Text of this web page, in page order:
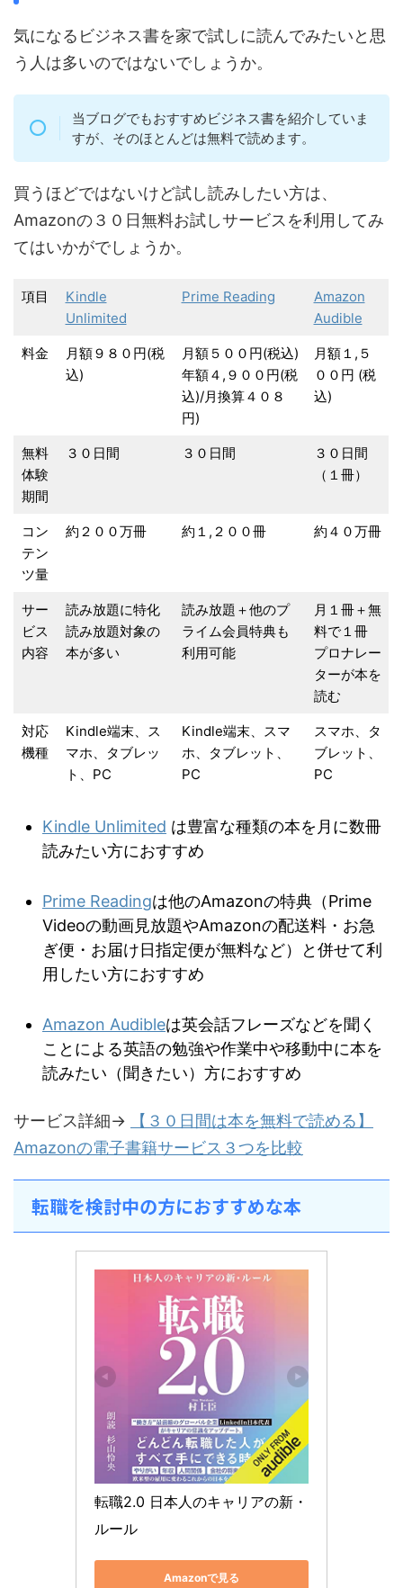
気になるビジネス書を家で試しに読んでみたいと思
う人は多いのではないでしょうか。
当ブログでもおすすめビジネス書を紹介していま
すが、そのほとんどは無料で読めます。
買うほどではないけど試し読みしたい方は、
Amazonの３０日無料お試しサービスを利用してみ
てはいかがでしょうか。
項目
Kindle
Unlimited
Prime Reading
Amazon
Audible
料金
月額９８０円(税
込)
月額５００円(税込)
年額４,９００円(税
込)/月換算４０８
円)
月額１,５
００円 (税
込)
無料
体験
期間
３０日間 ３０日間
３０日間
（１冊）
コン
テン
ツ量
約２００万冊 約１,２００冊 約４０万冊
サー
ビス
内容
読み放題に特化
読み放題対象の
本が多い
読み放題＋他のプ
ライム会員特典も
利用可能
月１冊＋無
料で１冊
プロナレー
ターが本を
読む
対応
機種
Kindle端末、ス
マホ、タブレッ
ト、PC
Kindle端末、スマ
ホ、タブレット、
PC
スマホ、タ
ブレット、
PC
Kindle Unlimited は豊富な種類の本を月に数冊
読みたい方におすすめ
Prime Readingは他のAmazonの特典（Prime
Videoの動画見放題やAmazonの配送料・お急
ぎ便・お届け日指定便が無料など）と併せて利
用したい方におすすめ
Amazon Audibleは英会話フレーズなどを聞く
ことによる英語の勉強や作業中や移動中に本を
読みたい（聞きたい）方におすすめ
サービス詳細→
【３０日間は本を無料で読める】
Amazonの電子書籍サービス３つを比較
転職を検討中の方におすすめな本
転職2.0 日本人のキャリアの新・
ルール
Amazonで見る